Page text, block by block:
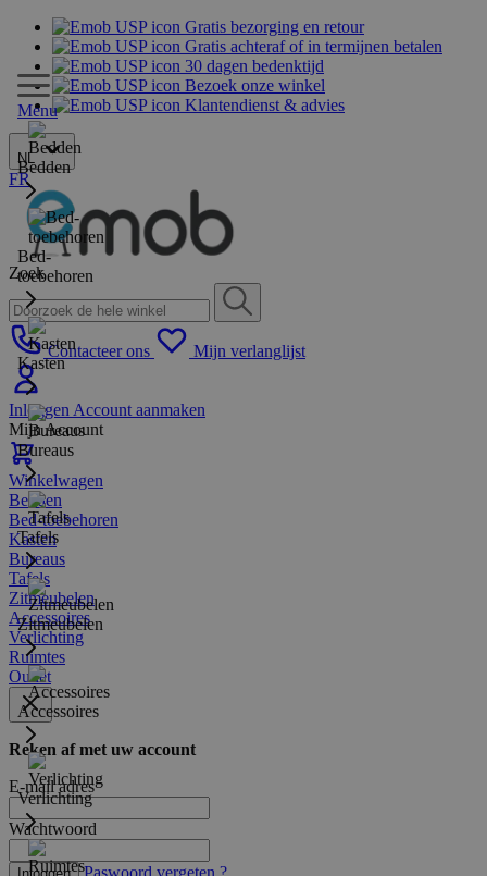
Gratis bezorging en retour
Gratis achteraf of in termijnen betalen
30 dagen bedenktijd
Bezoek onze winkel
Klantendienst & advies
NL
FR
Zoek
Contacteer ons Mijn verlanglijst
Inloggen Account aanmaken
Mijn Account
Winkelwagen
Menu
Bedden
Bed-
toebehoren
Kasten
Bureaus
Tafels
Zitmeubelen
Accessoires
Verlichting
Bedden
Bed-toebehoren
Kasten
Bureaus
Tafels
Zitmeubelen
Accessoires
Verlichting
Ruimtes
Outlet
Reken af met uw account
E-mail adres
Wachtwoord
Paswoord vergeten ?